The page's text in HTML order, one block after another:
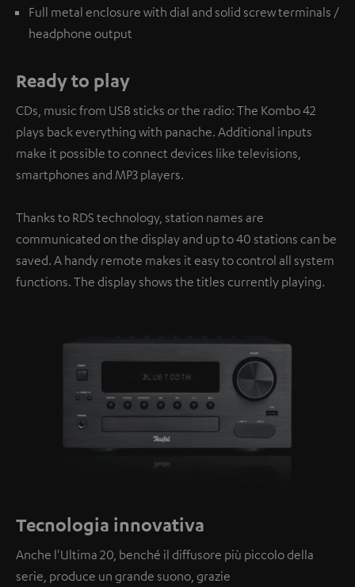
Full metal enclosure with dial and solid screw terminals /
headphone output
Ready to play
CDs, music from USB sticks or the radio: The Kombo 42
plays back everything with panache. Additional inputs
make it possible to connect devices like televisions,
smartphones and MP3 players.
Thanks to RDS technology, station names are
communicated on the display and up to 40 stations can be
saved. A handy remote makes it easy to control all system
functions. The display shows the titles currently playing.
Tecnologia innovativa
Anche l'Ultima 20, benché il diffusore più piccolo della
serie, produce un grande suono, grazie